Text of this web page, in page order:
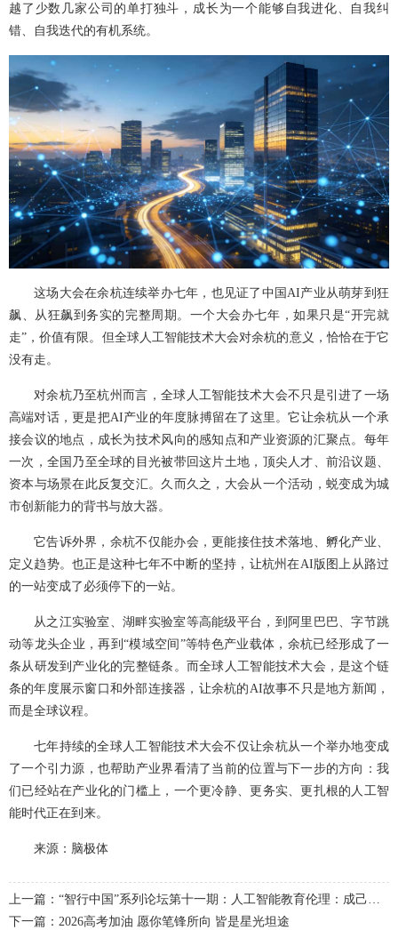
越了少数几家公司的单打独斗，成长为一个能够自我进化、自我纠
错、自我迭代的有机系统。
这场大会在余杭连续举办七年，也见证了中国AI产业从萌芽到狂
飙、从狂飙到务实的完整周期。一个大会办七年，如果只是“开完就
走”，价值有限。但全球人工智能技术大会对余杭的意义，恰恰在于它
没有走。
对余杭乃至杭州而言，全球人工智能技术大会不只是引进了一场
高端对话，更是把AI产业的年度脉搏留在了这里。它让余杭从一个承
接会议的地点，成长为技术风向的感知点和产业资源的汇聚点。每年
一次，全国乃至全球的目光被带回这片土地，顶尖人才、前沿议题、
资本与场景在此反复交汇。久而久之，大会从一个活动，蜕变成为城
市创新能力的背书与放大器。
它告诉外界，余杭不仅能办会，更能接住技术落地、孵化产业、
定义趋势。也正是这种七年不中断的坚持，让杭州在AI版图上从路过
的一站变成了必须停下的一站。
从之江实验室、湖畔实验室等高能级平台，到阿里巴巴、字节跳
动等龙头企业，再到“模域空间”等特色产业载体，余杭已经形成了一
条从研发到产业化的完整链条。而全球人工智能技术大会，是这个链
条的年度展示窗口和外部连接器，让余杭的AI故事不只是地方新闻，
而是全球议程。
七年持续的全球人工智能技术大会不仅让余杭从一个举办地变成
了一个引力源，也帮助产业界看清了当前的位置与下一步的方向：我
们已经站在产业化的门槛上，一个更冷静、更务实、更扎根的人工智
能时代正在到来。
来源：脑极体
上一篇：“智行中国”系列论坛第十一期：人工智能教育伦理：成己成物——解读《人工智能教育伦理：参考框架》成功举办
下一篇：2026高考加油 愿你笔锋所向 皆是星光坦途